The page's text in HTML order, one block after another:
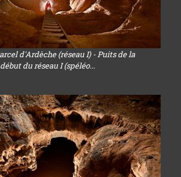
d'Ardèche (réseau I) - Puits de la
du réseau I (spéléo...